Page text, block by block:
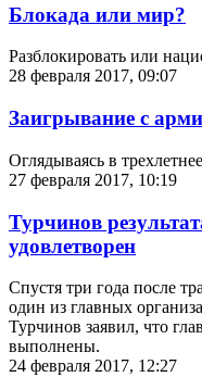
Блокада или мир?
Разблокировать или
28 февраля 2017, 09:07
Заигрывание с
Оглядываясь в
27 февраля 2017, 10:19
Турчинов
удовлетворен
Спустя три года после
один из главных
Турчинов заявил, что
выполнены.
24 февраля 2017, 12:27